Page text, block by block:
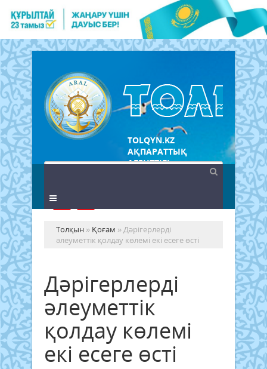
TOLQYN.KZ
АҚПАРАТТЫҚ
АГЕНТТІГІ
Толқын » Қоғам » Дәрігерлерді
әлеуметтік қолдау көлемі екі есеге өсті
Дәрігерлерді
әлеуметтік
қолдау көлемі
екі есеге өсті